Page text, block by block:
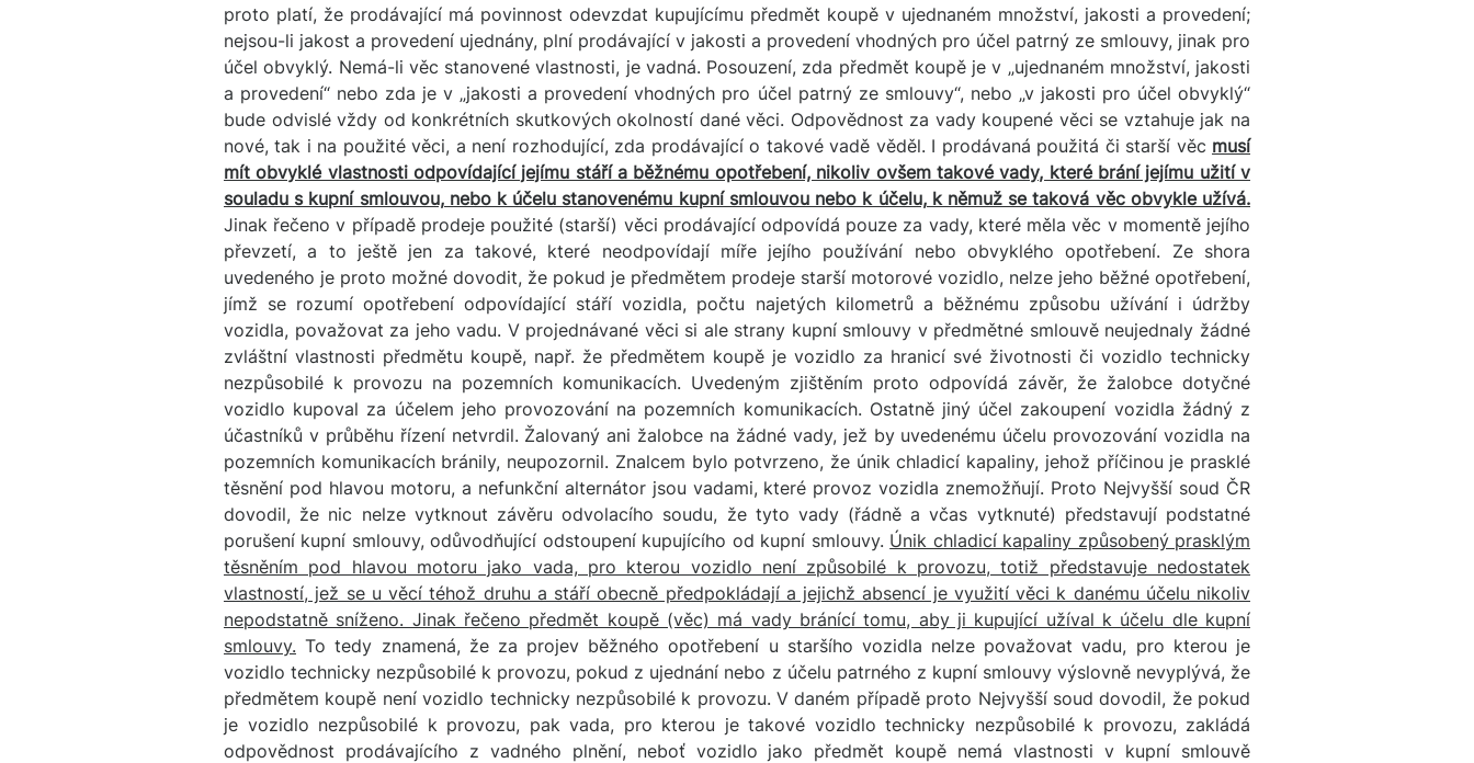
proto platí, že prodávající má povinnost odevzdat kupujícímu předmět koupě v ujednaném množství, jakosti a provedení;
nejsou-li jakost a provedení ujednány, plní prodávající v jakosti a provedení vhodných pro účel patrný ze smlouvy, jinak pro
účel obvyklý. Nemá-li věc stanovené vlastnosti, je vadná. Posouzení, zda předmět koupě je v „ujednaném množství, jakosti
a provedení“ nebo zda je v „jakosti a provedení vhodných pro účel patrný ze smlouvy“, nebo „v jakosti pro účel obvyklý“
bude odvislé vždy od konkrétních skutkových okolností dané věci. Odpovědnost za vady koupené věci se vztahuje jak na
nové, tak i na použité věci, a není rozhodující, zda prodávající o takové vadě věděl. I prodávaná použitá či starší věc musí
mít obvyklé vlastnosti odpovídající jejímu stáří a běžnému opotřebení, nikoliv ovšem takové vady, které brání jejímu užití v
souladu s kupní smlouvou, nebo k účelu stanovenému kupní smlouvou nebo k účelu, k němuž se taková věc obvykle užívá.
Jinak řečeno v případě prodeje použité (starší) věci prodávající odpovídá pouze za vady, které měla věc v momentě jejího
převzetí, a to ještě jen za takové, které neodpovídají míře jejího používání nebo obvyklého opotřebení. Ze shora
uvedeného je proto možné dovodit, že pokud je předmětem prodeje starší motorové vozidlo, nelze jeho běžné opotřebení,
jímž se rozumí opotřebení odpovídající stáří vozidla, počtu najetých kilometrů a běžnému způsobu užívání i údržby
vozidla, považovat za jeho vadu. V projednávané věci si ale strany kupní smlouvy v předmětné smlouvě neujednaly žádné
zvláštní vlastnosti předmětu koupě, např. že předmětem koupě je vozidlo za hranicí své životnosti či vozidlo technicky
nezpůsobilé k provozu na pozemních komunikacích. Uvedeným zjištěním proto odpovídá závěr, že žalobce dotyčné
vozidlo kupoval za účelem jeho provozování na pozemních komunikacích. Ostatně jiný účel zakoupení vozidla žádný z
účastníků v průběhu řízení netvrdil. Žalovaný ani žalobce na žádné vady, jež by uvedenému účelu provozování vozidla na
pozemních komunikacích bránily, neupozornil. Znalcem bylo potvrzeno, že únik chladicí kapaliny, jehož příčinou je prasklé
těsnění pod hlavou motoru, a nefunkční alternátor jsou vadami, které provoz vozidla znemožňují. Proto Nejvyšší soud ČR
dovodil, že nic nelze vytknout závěru odvolacího soudu, že tyto vady (řádně a včas vytknuté) představují podstatné
porušení kupní smlouvy, odůvodňující odstoupení kupujícího od kupní smlouvy. Únik chladicí kapaliny způsobený prasklým
těsněním pod hlavou motoru jako vada, pro kterou vozidlo není způsobilé k provozu, totiž představuje nedostatek
vlastností, jež se u věcí téhož druhu a stáří obecně předpokládají a jejichž absencí je využití věci k danému účelu nikoliv
nepodstatně sníženo. Jinak řečeno předmět koupě (věc) má vady bránící tomu, aby ji kupující užíval k účelu dle kupní
smlouvy. To tedy znamená, že za projev běžného opotřebení u staršího vozidla nelze považovat vadu, pro kterou je
vozidlo technicky nezpůsobilé k provozu, pokud z ujednání nebo z účelu patrného z kupní smlouvy výslovně nevyplývá, že
předmětem koupě není vozidlo technicky nezpůsobilé k provozu. V daném případě proto Nejvyšší soud dovodil, že pokud
je vozidlo nezpůsobilé k provozu, pak vada, pro kterou je takové vozidlo technicky nezpůsobilé k provozu, zakládá
odpovědnost prodávajícího z vadného plnění, neboť vozidlo jako předmět koupě nemá vlastnosti v kupní smlouvě